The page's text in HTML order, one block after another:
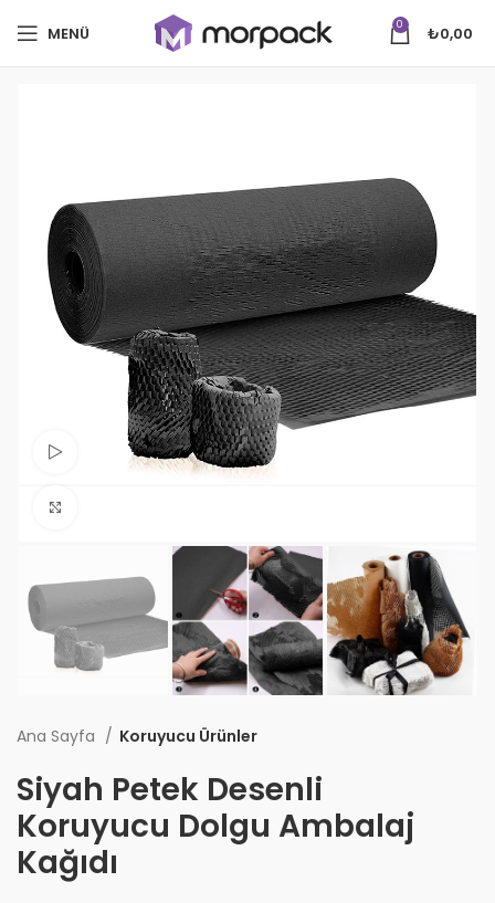
MENÜ 0 ₺0,00
Videoyu izle
Ana Sayfa Koruyucu Ürünler
Siyah Petek Desenli
Koruyucu Dolgu Ambalaj
Kağıdı